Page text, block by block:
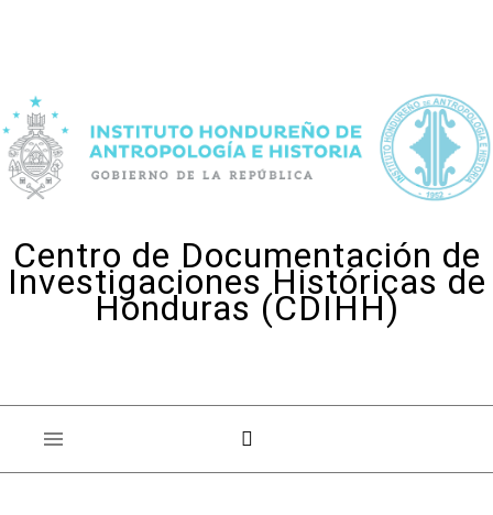
Centro de Documentación de
Investigaciones Históricas de
Honduras (CDIHH)